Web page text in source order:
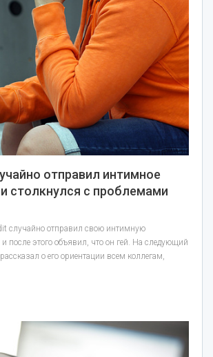
отправил интимное
столкнулся с проблемами
случайно отправил свою интимную
после этого объявил, что он гей. На следующий
о его ориентации всем коллегам,